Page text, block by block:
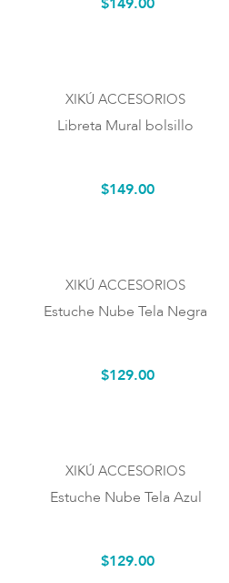
XIKÚ ACCESORIOS
Libreta Mural bolsillo
$149.00
XIKÚ ACCESORIOS
Estuche Nube Tela Negra
$129.00
XIKÚ ACCESORIOS
Estuche Nube Tela Azul
$129.00